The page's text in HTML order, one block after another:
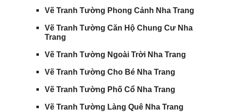
Vẽ Tranh Tường Phong Cảnh Nha Trang
Vẽ Tranh Tường Căn Hộ Chung Cư Nha
Trang
Vẽ Tranh Tường Ngoài Trời Nha Trang
Vẽ Tranh Tường Cho Bé Nha Trang
Vẽ Tranh Tường Phố Cổ Nha Trang
Vẽ Tranh Tường Làng Quê Nha Trang